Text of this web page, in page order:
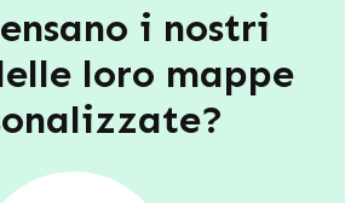
i nostri
loro mappe